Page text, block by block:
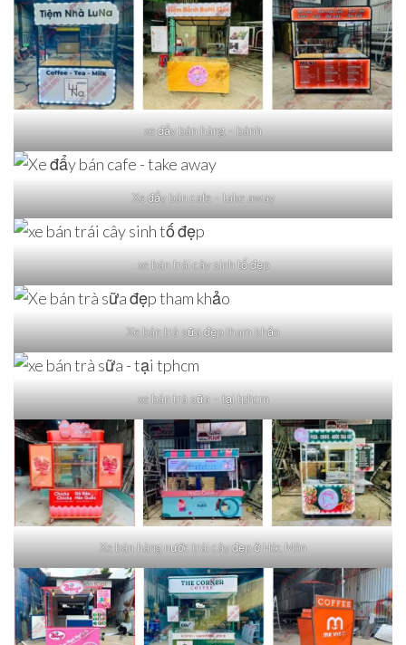
xe đẩy bán hàng – bánh
Xe đẩy bán cafe – take away
xe bán trái cây sinh tố đẹp
Xe bán trà sữa đẹp tham khảo
xe bán trà sữa – tại tphcm
Xe bán hàng nước trái cây đẹp ở Hóc Môn